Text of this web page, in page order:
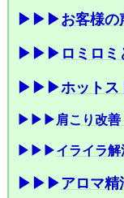
▶▶▶お客様の
▶▶▶ロミロ
▶▶▶ホット
▶▶▶肩こり改
▶▶▶イライラ
▶▶▶アロマ精